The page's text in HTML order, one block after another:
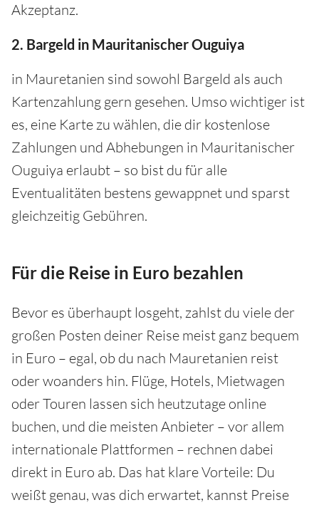
Akzeptanz.
2. Bargeld in Mauritanischer Ouguiya
in Mauretanien sind sowohl Bargeld als auch
Kartenzahlung gern gesehen. Umso wichtiger ist
es, eine Karte zu wählen, die dir kostenlose
Zahlungen und Abhebungen in Mauritanischer
Ouguiya erlaubt – so bist du für alle
Eventualitäten bestens gewappnet und sparst
gleichzeitig Gebühren.
Für die Reise in Euro bezahlen
Bevor es überhaupt losgeht, zahlst du viele der
großen Posten deiner Reise meist ganz bequem
in Euro – egal, ob du nach Mauretanien reist
oder woanders hin. Flüge, Hotels, Mietwagen
oder Touren lassen sich heutzutage online
buchen, und die meisten Anbieter – vor allem
internationale Plattformen – rechnen dabei
direkt in Euro ab. Das hat klare Vorteile: Du
weißt genau, was dich erwartet, kannst Preise